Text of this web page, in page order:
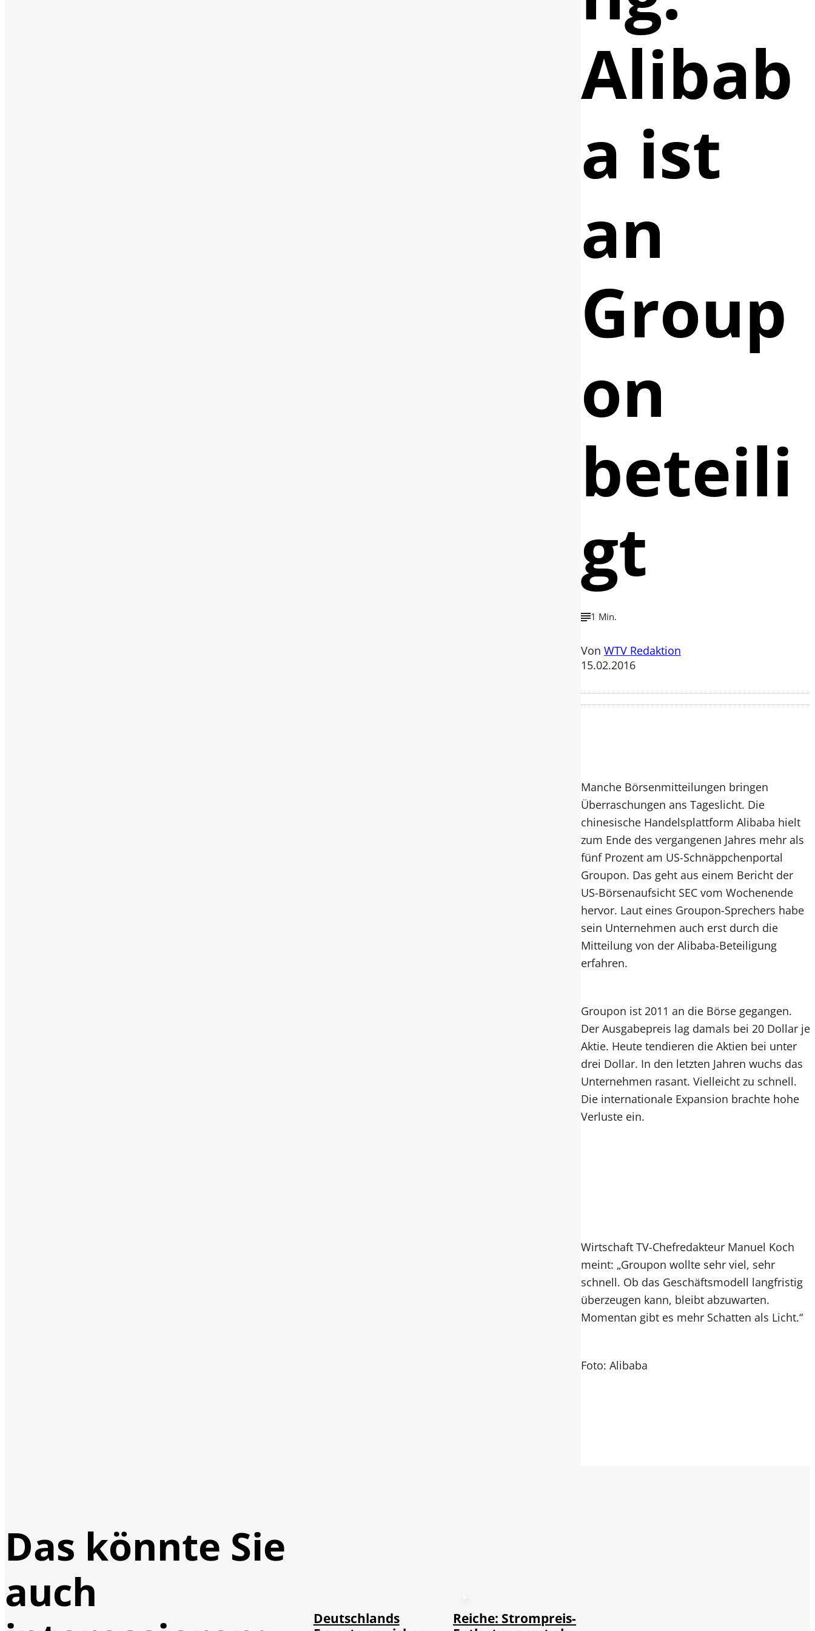
Alibab
a ist
an
Group
on
beteili
gt
1 Min.
Von WTV Redaktion
15.02.2016
Manche Börsenmitteilungen bringen
Überraschungen ans Tageslicht. Die
chinesische Handelsplattform Alibaba hielt
zum Ende des vergangenen Jahres mehr als
fünf Prozent am US-Schnäppchenportal
Groupon. Das geht aus einem Bericht der
US-Börsenaufsicht SEC vom Wochenende
hervor. Laut eines Groupon-Sprechers habe
sein Unternehmen auch erst durch die
Mitteilung von der Alibaba-Beteiligung
erfahren.
Groupon ist 2011 an die Börse gegangen.
Der Ausgabepreis lag damals bei 20 Dollar je
Aktie. Heute tendieren die Aktien bei unter
drei Dollar. In den letzten Jahren wuchs das
Unternehmen rasant. Vielleicht zu schnell.
Die internationale Expansion brachte hohe
Verluste ein.
Wirtschaft TV-Chefredakteur Manuel Koch
meint: „Groupon wollte sehr viel, sehr
schnell. Ob das Geschäftsmodell langfristig
überzeugen kann, bleibt abzuwarten.
Momentan gibt es mehr Schatten als Licht.“
Foto: Alibaba
Das könnte Sie
auch
Deutschlands
Reiche: Strompreis-